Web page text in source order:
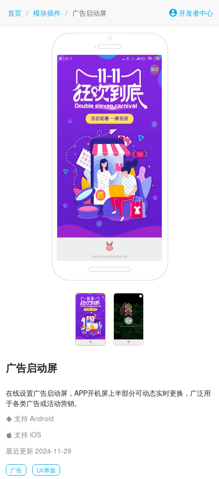
首页 / 模块插件 / 广告启动屏 开发者中心
广告启动屏
在线设置广告启动屏，APP开机屏上半部分可动态实时更换，广泛用
于各类广告或活动营销。
支持 Android
支持 iOS
最近更新 2024-11-29
广告 UI/界面